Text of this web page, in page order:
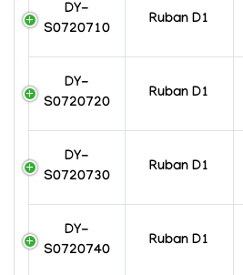
DY-
S0720710
Ruban D1
DY-
S0720720
Ruban D1
DY-
S0720730
Ruban D1
DY-
S0720740
Ruban D1